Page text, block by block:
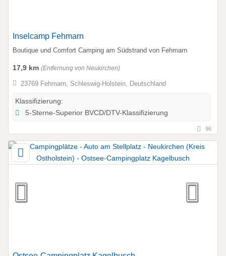
Inselcamp Fehmarn
Boutique und Comfort Camping am Südstrand von Fehmarn
17,9 km (Entfernung von Neukirchen)
23769 Fehmarn, Schleswig-Holstein, Deutschland
Klassifizierung:
5-Sterne-Superior BVCD/DTV-Klassifizierung
96